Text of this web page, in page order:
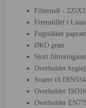
Filtermål -
Fremstillet i
Fugtsikker
ØKO grøn
Stort
Overholder
Svarer til
Overholder
Overholder